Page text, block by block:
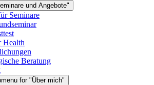
und Angebote"
Seminare
Health
Beratung
for "Über mich"